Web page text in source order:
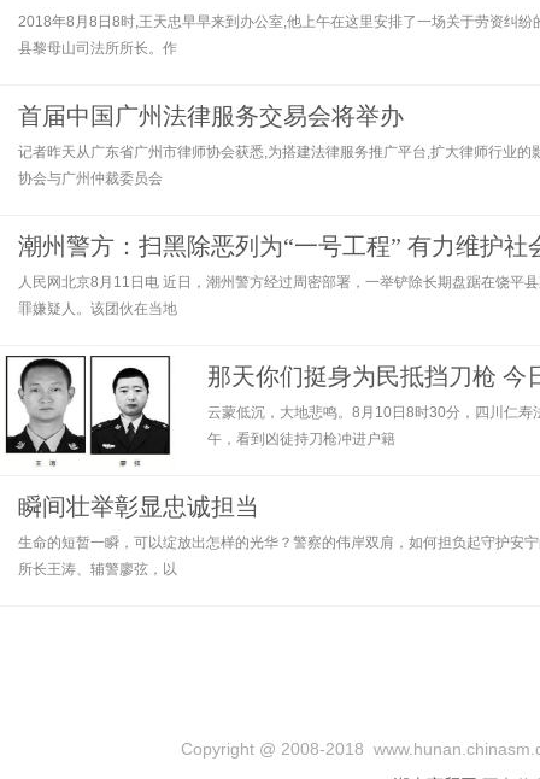
2018年8月8日8时,王天忠早早来到办公室,他上午在这里安排了一场关于劳资纠
县黎母山司法所所长。作
首届中国广州法律服务交易会将举办
记者昨天从广东省广州市律师协会获悉,为搭建法律服务推广平台,扩大律师行业
协会与广州仲裁委员会
潮州警方：扫黑除恶列为“一号工程” 有力维护社
人民网北京8月11日电 近日，潮州警方经过周密部署，一举铲除长期盘踞在饶平
罪嫌疑人。该团伙在当地
那天你们挺身为民抵挡刀枪 今
云蒙低沉，大地悲鸣。8月10日8时30分，四川仁
午，看到凶徒持刀枪冲进户籍
瞬间壮举彰显忠诚担当
生命的短暂一瞬，可以绽放出怎样的光华？警察的伟岸双肩，如何担负起守护安
所长王涛、辅警廖弦，以
Copyright @ 2008-2018